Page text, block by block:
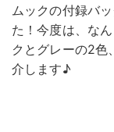
ムックの付録バ
た！今度は、な
クとグレーの2色
介します♪